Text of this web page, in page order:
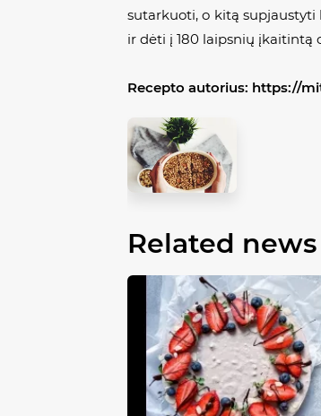
sutarkuoti, o kitą
ir dėti į 180 laipsnių įkaitintą
Recepto autorius: https://
Related news